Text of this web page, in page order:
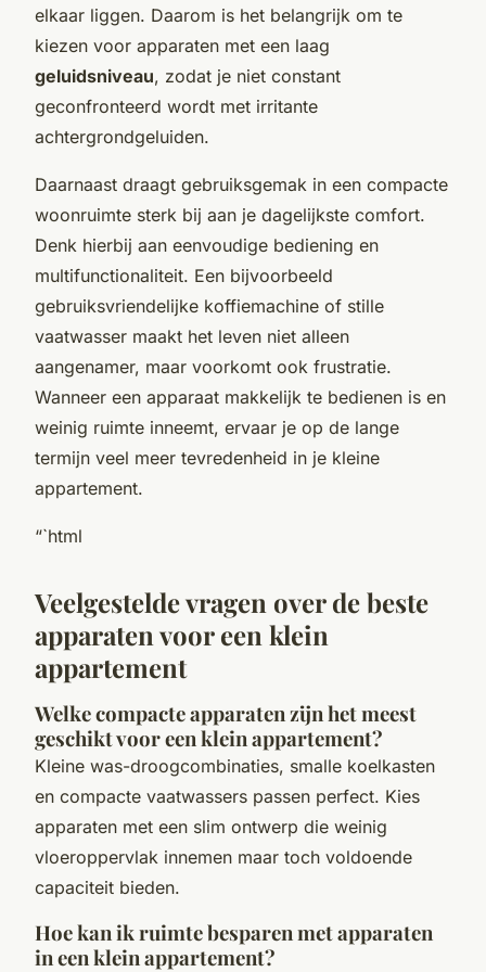
elkaar liggen. Daarom is het belangrijk om te
kiezen voor apparaten met een laag
geluidsniveau, zodat je niet constant
geconfronteerd wordt met irritante
achtergrondgeluiden.
Daarnaast draagt gebruiksgemak in een compacte
woonruimte sterk bij aan je dagelijkste comfort.
Denk hierbij aan eenvoudige bediening en
multifunctionaliteit. Een bijvoorbeeld
gebruiksvriendelijke koffiemachine of stille
vaatwasser maakt het leven niet alleen
aangenamer, maar voorkomt ook frustratie.
Wanneer een apparaat makkelijk te bedienen is en
weinig ruimte inneemt, ervaar je op de lange
termijn veel meer tevredenheid in je kleine
appartement.
“`html
Veelgestelde vragen over de beste
apparaten voor een klein
appartement
Welke compacte apparaten zijn het meest
geschikt voor een klein appartement?
Kleine was-droogcombinaties, smalle koelkasten
en compacte vaatwassers passen perfect. Kies
apparaten met een slim ontwerp die weinig
vloeroppervlak innemen maar toch voldoende
capaciteit bieden.
Hoe kan ik ruimte besparen met apparaten
in een klein appartement?